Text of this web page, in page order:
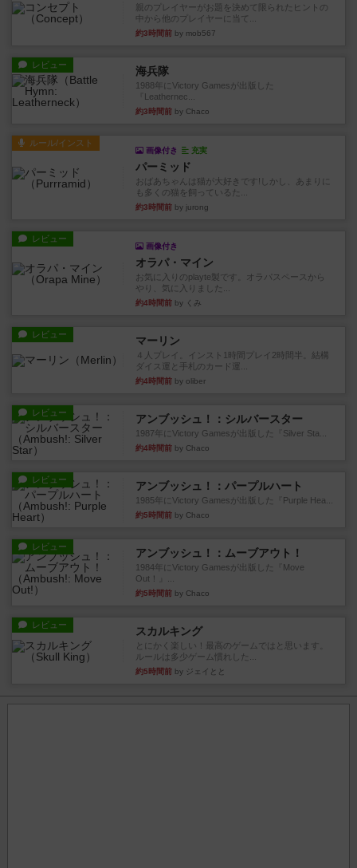
親のプレイヤーがお題を決めて限られたヒントの
中から他のプレイヤーに当て...
約3時間前 by mob567
レビュー 海兵隊
1988年にVictory Gamesが出版した
『Leathernec...
約3時間前 by Chaco
ルール/インスト
画像付き 充実
パーミッド
おばあちゃんは猫が大好きです!しかし、あまりに
も多くの猫を飼っているた...
約3時間前 by jurong
レビュー
画像付き
オラパ・マイン
お気に入りのplayte製です。オラパスペースから
やり、気に入りました...
約4時間前 by くみ
レビュー マーリン
４人プレイ。インスト1時間プレイ2時間半。結構
ダイス運と手札のカード運...
約4時間前 by oliber
レビュー アンブッシュ！：シルバースター
1987年にVictory Gamesが出版した『Silver Sta...
約4時間前 by Chaco
レビュー アンブッシュ！：パープルハート
1985年にVictory Gamesが出版した『Purple Hea...
約5時間前 by Chaco
レビュー アンブッシュ！：ムーブアウト！
1984年にVictory Gamesが出版した『Move
Out！』...
約5時間前 by Chaco
レビュー スカルキング
とにかく楽しい！最高のゲームではと思います。
ルールは多少ゲーム慣れした...
約5時間前 by ジェイとと